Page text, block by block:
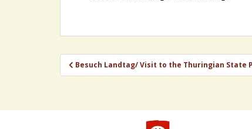
Beitragsnavigation
Besuch Landtag/ Visit to the Thuringian State